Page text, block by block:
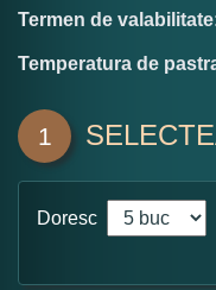
Termen de
Temperatura de
1
Doresc